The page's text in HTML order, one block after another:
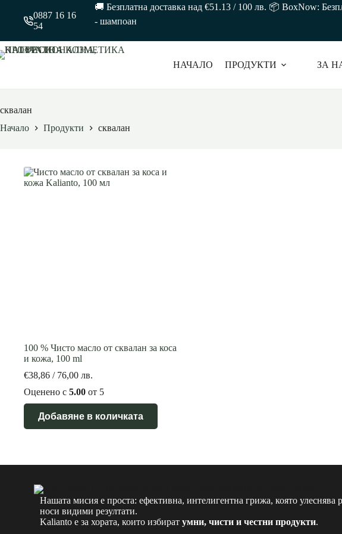
0887 16 16
54
🚚 Безплатна доставка над €51.13 / 100 лв. 📦 BoxNow:
- шампоан
НАЧАЛО ПРОДУКТИ ЗА
сквалан
Начало
Продукти сквалан
100 % Чисто масло от сквалан за коса
и кожа, 100 ml
€38,86 / 76,00 лв.
Оценено с 5.00 от 5
Добавяне в количката
Нашата мисия е проста: ефективна, интелигентна грижа, която улеснява
носи видими резултати.
Kalianto е за хората, които избиратумни, чисти и честни продукти.